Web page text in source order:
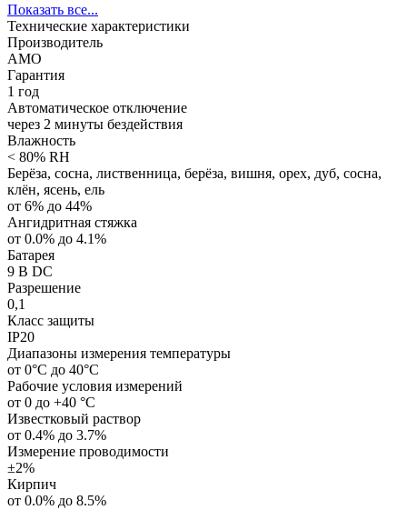
Показать все...
Технические характеристики
Производитель
AMO
Гарантия
1 год
Автоматическое отключение
через 2 минуты бездействия
Влажность
< 80% RH
Берёза, сосна, лиственница, берёза, вишня, орех, дуб, сосна,
клён, ясень, ель
от 6% до 44%
Ангидритная стяжка
от 0.0% до 4.1%
Батарея
9 В DC
Разрешение
0,1
Класс защиты
IP20
Диапазоны измерения температуры
от 0°C до 40°C
Рабочие условия измерений
от 0 до +40 °С
Известковый раствор
от 0.4% до 3.7%
Измерение проводимости
±2%
Кирпич
от 0.0% до 8.5%